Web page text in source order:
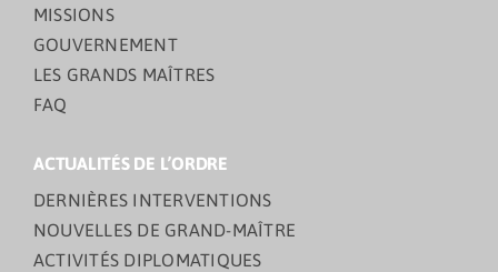
MISSIONS
GOUVERNEMENT
LES GRANDS MAÎTRES
FAQ
ACTUALITÉS DE L’ORDRE
DERNIÈRES INTERVENTIONS
NOUVELLES DE GRAND-MAÎTRE
ACTIVITÉS DIPLOMATIQUES